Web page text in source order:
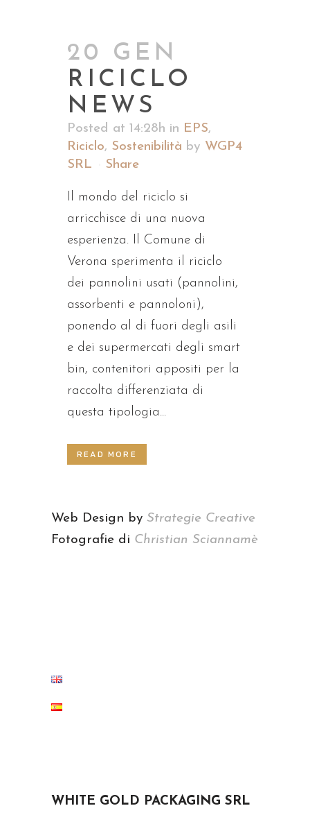
20 GEN
RICICLO
NEWS
Posted at 14:28h in EPS,
Riciclo, Sostenibilità by WGP4
SRL
Share
Il mondo del riciclo si
arricchisce di una nuova
esperienza. Il Comune di
Verona sperimenta il riciclo
dei pannolini usati (pannolini,
assorbenti e pannoloni),
ponendo al di fuori degli asili
e dei supermercati degli smart
bin, contenitori appositi per la
raccolta differenziata di
questa tipologia...
READ MORE
Web Design by Strategie Creative
Fotografie di Christian Sciannamè
WHITE GOLD PACKAGING SRL